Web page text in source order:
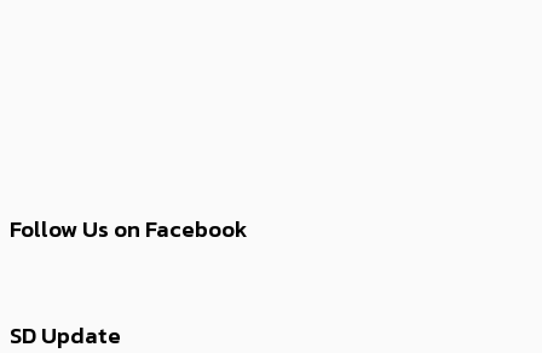
Follow Us on Facebook
SD Update